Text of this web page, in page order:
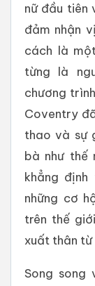
nữ đầu tiên
đảm nhận
cách là
từng là
chương
Coventry
thao và sự
bà như thế
khẳng
những cơ
trên thế
xuất thân
Song song